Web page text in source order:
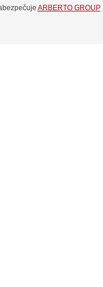
ARBERTO GROUP